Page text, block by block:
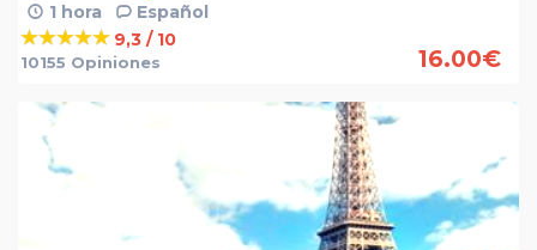
1 hora
Español
9,3 / 10
10155 Opiniones 16.00€